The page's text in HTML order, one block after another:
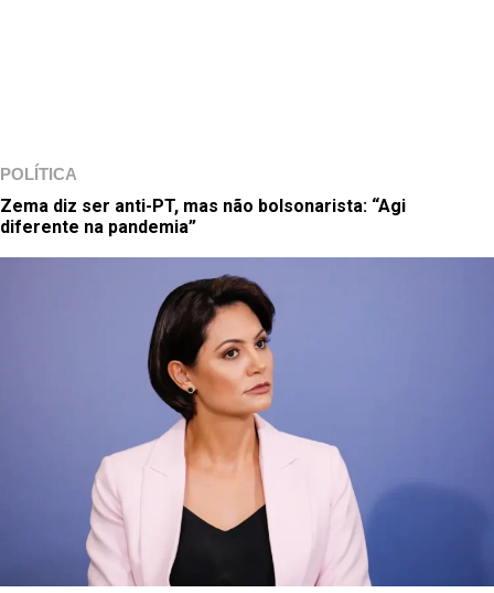
POLÍTICA
Zema diz ser anti-PT, mas não bolsonarista: “Agi
diferente na pandemia”